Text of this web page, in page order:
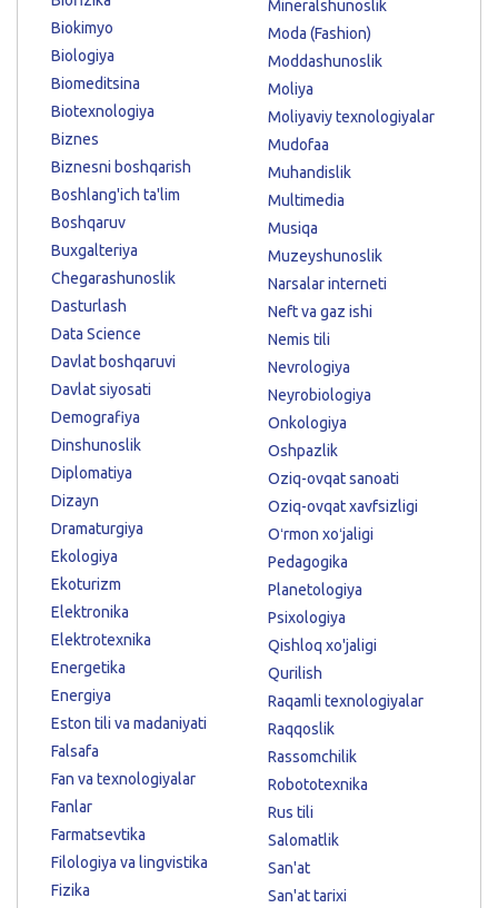
Biokimyo
Biologiya
Biomeditsina
Biotexnologiya
Biznes
Biznesni boshqarish
Boshlang'ich ta'lim
Boshqaruv
Buxgalteriya
Chegarashunoslik
Dasturlash
Data Science
Davlat boshqaruvi
Davlat siyosati
Demografiya
Dinshunoslik
Diplomatiya
Dizayn
Dramaturgiya
Ekologiya
Ekoturizm
Elektronika
Elektrotexnika
Energetika
Energiya
Eston tili va madaniyati
Falsafa
Fan va texnologiyalar
Fanlar
Farmatsevtika
Filologiya va lingvistika
Fizika
Mineralshunoslik
Moda (Fashion)
Moddashunoslik
Moliya
Moliyaviy texnologiyalar
Mudofaa
Muhandislik
Multimedia
Musiqa
Muzeyshunoslik
Narsalar interneti
Neft va gaz ishi
Nemis tili
Nevrologiya
Neyrobiologiya
Onkologiya
Oshpazlik
Oziq-ovqat sanoati
Oziq-ovqat xavfsizligi
Oʻrmon xoʻjaligi
Pedagogika
Planetologiya
Psixologiya
Qishloq xo'jaligi
Qurilish
Raqamli texnologiyalar
Raqqoslik
Rassomchilik
Robototexnika
Rus tili
Salomatlik
San'at
San'at tarixi